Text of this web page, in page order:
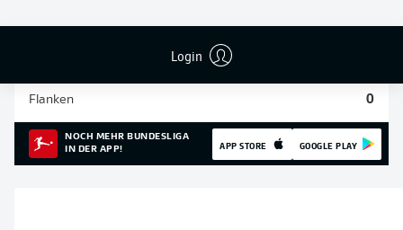
Login
Flanken 0
NOCH MEHR BUNDESLIGA
IN DER APP!
APP STORE GOOGLE PLAY